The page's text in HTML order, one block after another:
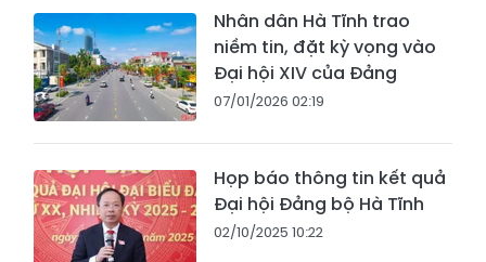
Nhân dân Hà Tĩnh trao
niềm tin, đặt kỳ vọng vào
Đại hội XIV của Đảng
07/01/2026 02:19
Họp báo thông tin kết quả
Đại hội Đảng bộ Hà Tĩnh
02/10/2025 10:22